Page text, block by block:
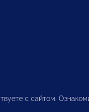
с сайтом.